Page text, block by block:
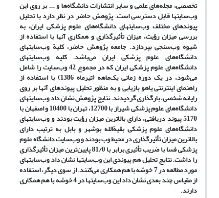
تخصصی، مجله‌های علمی و سایر انتشارات دانشگاه‌ها و ... بر روی این
وب‌سایتها قابل دسترسی است. پژوهش حاضر در نظر دارد با تحلیل
پیوندهای مختلف وب‌سایتهای دانشگاه‌های علوم پزشکی ایران، به
بررسی میزان رؤیت، میزان تأثیرگذاری و همکاری آنها با استفاده از
شیوه وب‌سنجی بپردازد. جامعه پژوهش حاضر، کلیة وب‌سایتهای
دانشگاه‌های علوم پزشکی ایران می‌باشد. کلیه وب‌سایتهای
دانشگاه‌های علوم پزشکی ایران که در مجموع 42 وب‌سایت را شامل
می‌شود، در یک دوره زمانی یک‌ماهه (تیرماه 1386) با استفاده از
راهنمای اینترنتی یاهو بازیابی و به منظور تحلیل پیوندهای آنها بر روی
رایانه شخصی، بارگذاری گردیدند. نتایج پژوهش نشان داد وب‌سایتهای
دانشگاه‌های علوم پزشکی شیراز با 12700، تهران با 10400 و اصفهان با
5170 پیوند دریافتی، دارای بالاترین میزان رؤیت بودند و وب‌سایتهای
دانشگاه‌های علوم پزشکیبقیة‌الله بوشهر و بابل به ترتیب دارای
بالاترین میزان تأثیرگذاری در محیط وب بودند و وب‌سایت دانشگاه علوم
پزشکی فسا با ضریب تأثیری برابر با 81/0 پایین‌ترین میزان تأثیرگذاری
را داشت. نتایج تحلیل هم پیوندی این وب‌سایتها نشان داد وب‌سایتهای
مورد مطالعه در 7 خوشه با هم همکاری می‌کنند. از سوی دیگر، استفاده
از مقیاس چند بعدی نشان داد این وب‌سایتها در 4 خوشه با هم همکاری
دارند.